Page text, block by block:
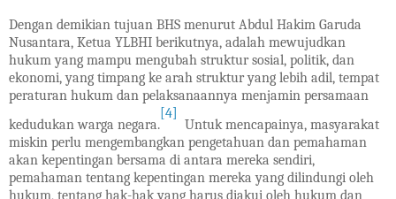
Dengan demikian tujuan BHS menurut Abdul Hakim Garuda
Nusantara, Ketua YLBHI berikutnya, adalah mewujudkan
hukum yang mampu mengubah struktur sosial, politik, dan
ekonomi, yang timpang ke arah struktur yang lebih adil, tempat
peraturan hukum dan pelaksanaannya menjamin persamaan
kedudukan warga negara.
[4]
Untuk mencapainya, masyarakat
miskin perlu mengembangkan pengetahuan dan pemahaman
akan kepentingan bersama di antara mereka sendiri,
pemahaman tentang kepentingan mereka yang dilindungi oleh
hukum, tentang hak-hak yang harus diakui oleh hukum dan